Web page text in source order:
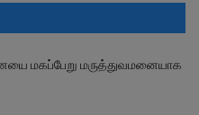
மகப்பேறு மருத்துவமனையாக